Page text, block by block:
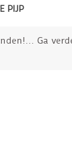
PIJP
Ga